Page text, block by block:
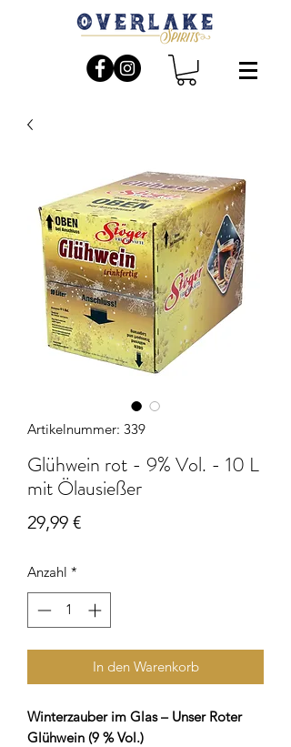
Artikelnummer: 339
Glühwein rot - 9% Vol. - 10 L
mit Ölausießer
29,99 €Preis
Anzahl *
In den Warenkorb
Winterzauber im Glas – Unser Roter
Glühwein (9 % Vol.)